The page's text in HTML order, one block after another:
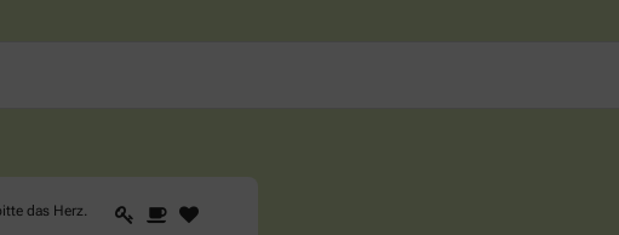
das Herz.
Sind
Sie
1 2